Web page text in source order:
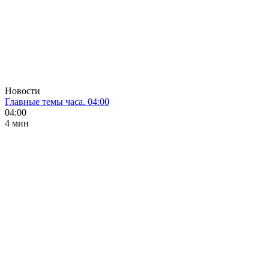
Новости
Главные темы часа. 04:00
04:00
4 мин